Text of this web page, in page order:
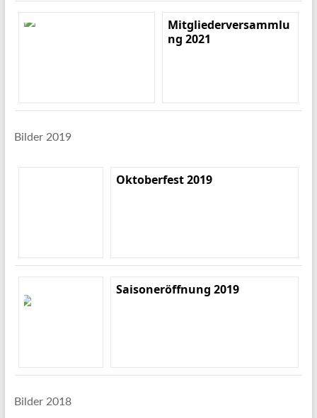
Mitgliederversammlu
ng 2021
Bilder 2019
Oktoberfest 2019
Saisoneröffnung 2019
Bilder 2018